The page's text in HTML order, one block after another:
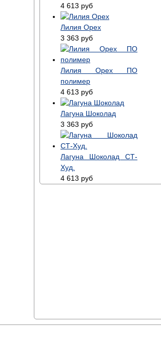
4 613 руб
Лилия Орех
3 363 руб
Лилия Орех ПО
полимер
4 613 руб
Лагуна Шоколад
3 363 руб
Лагуна Шоколад СТ-
Худ.
4 613 руб